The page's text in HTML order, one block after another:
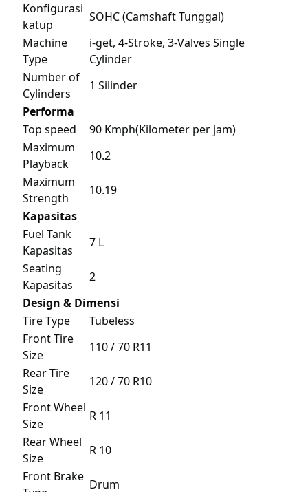
Konfigurasi
katup
SOHC (Camshaft Tunggal)
Machine
Type
i-get, 4-Stroke, 3-Valves Single
Cylinder
Number of
Cylinders
1 Silinder
Performa
Top speed
90 Kmph(Kilometer per jam)
Maximum
Playback
10.2
Maximum
Strength
10.19
Kapasitas
Fuel Tank
Kapasitas
7 L
Seating
Kapasitas
2
Design & Dimensi
Tire Type
Tubeless
Front Tire
Size
110 / 70 R11
Rear Tire
Size
120 / 70 R10
Front Wheel
Size
R 11
Rear Wheel
Size
R 10
Front Brake
Drum